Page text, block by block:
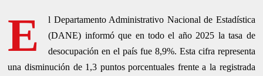
E
l Departamento Administrativo Nacional de Estadística
(DANE) informó que en todo el año 2025 la tasa de
desocupación en el país fue 8,9%. Esta cifra representa
una disminución de 1,3 puntos porcentuales frente a la registrada